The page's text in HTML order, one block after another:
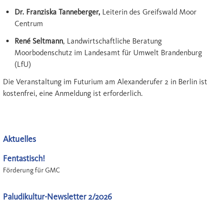
Dr. Franziska Tanneberger, Leiterin des Greifswald Moor
Centrum
René Seltmann, Landwirtschaftliche Beratung
Moorbodenschutz im Landesamt für Umwelt Brandenburg
(LfU)
Die Veranstaltung im Futurium am Alexanderufer 2 in Berlin ist
kostenfrei, eine Anmeldung ist erforderlich.
Aktuelles
Fentastisch!
Förderung für GMC
Paludikultur-Newsletter 2/2026